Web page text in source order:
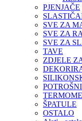
PJENJAČE
SVE ZA
SVE ZA
SVE ZA
TAVE
ZDJELE
ŠPATULE
OSTALO